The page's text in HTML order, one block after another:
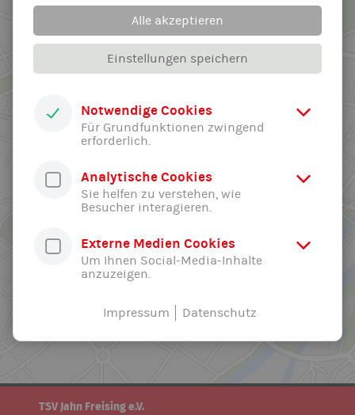
TSV Jahn Freising e.V.
Alle akzeptieren
Einstellungen speichern
Notwendige Cookies
Für Grundfunktionen zwingend
erforderlich.
Analytische Cookies
Sie helfen zu verstehen, wie
Besucher interagieren.
Externe Medien Cookies
Um Ihnen Social-Media-Inhalte
anzuzeigen.
Impressum Datenschutz